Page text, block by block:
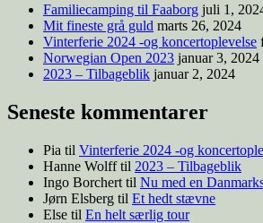
Familiecamping til Faaborg juli 1,
Mit fineste grå guld marts 26, 2024
Vinterferie 2024 -og koncertoplevelse
Norwegian Open 2023 januar 3, 2024
2023 – Tilbageblik januar 2, 2024
Seneste kommentarer
Pia til Vinterferie 2024 -og
Hanne Wolfftil 2023 – Tilbageblik
Ingo Borchert til Nu med en
Jørn Elsberg til Et hedt stævne
Else til En helt særlig tour